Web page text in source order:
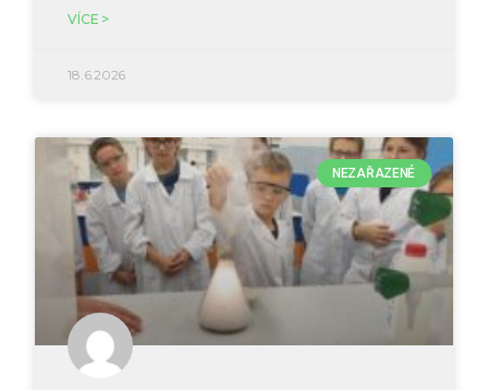
VÍCE >
18.6.2026
NEZAŘAZENÉ